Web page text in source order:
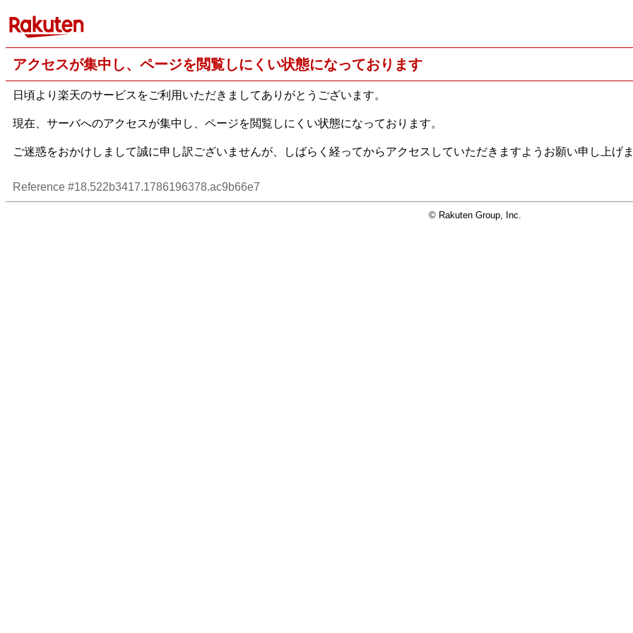
アクセスが集中し、ページを閲覧しにくい状態になっております
日頃より楽天のサービスをご利用いただきましてありがとうございます。
現在、サーバへのアクセスが集中し、ページを閲覧しにくい状態になっております。
ご迷惑をおかけしまして誠に申し訳ございませんが、しばらく経ってからアクセスしていただきますようお願い申し上げ
Reference #18.522b3417.1786196378.ac9b66e7
© Rakuten Group, Inc.